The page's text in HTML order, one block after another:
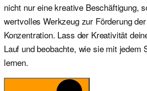
nicht nur eine kreative Beschäftigung,
wertvolles Werkzeug zur Förderung
Konzentration. Lass der Kreativität
Lauf und beobachte, wie sie mit jedem
lernen.